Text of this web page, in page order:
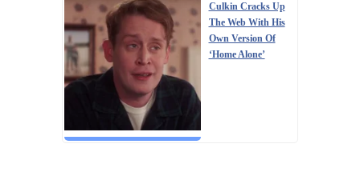
Culkin Cracks Up
The Web With His
Own Version Of
‘Home Alone’